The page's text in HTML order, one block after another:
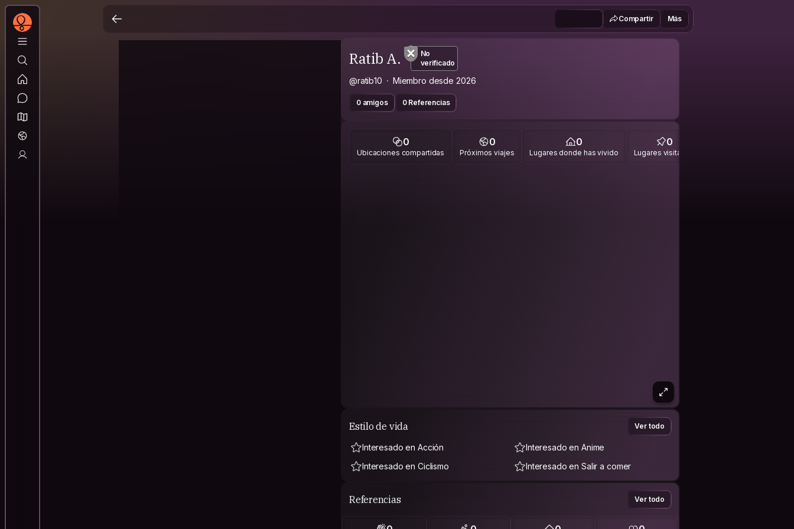
Compartir Más
Ratib A.
No
verificado
@ratib10 Miembro desde 2026
0 amigos 0 Referencias
0
Ubicaciones compartidas
0
Próximos viajes
0
Lugares donde has vivido
0
Lugares visitados
Estilo de vida Ver todo
Interesado en Acción
Interesado en Anime
Interesado en Ciclismo
Interesado en Salir a comer
Referencias Ver todo